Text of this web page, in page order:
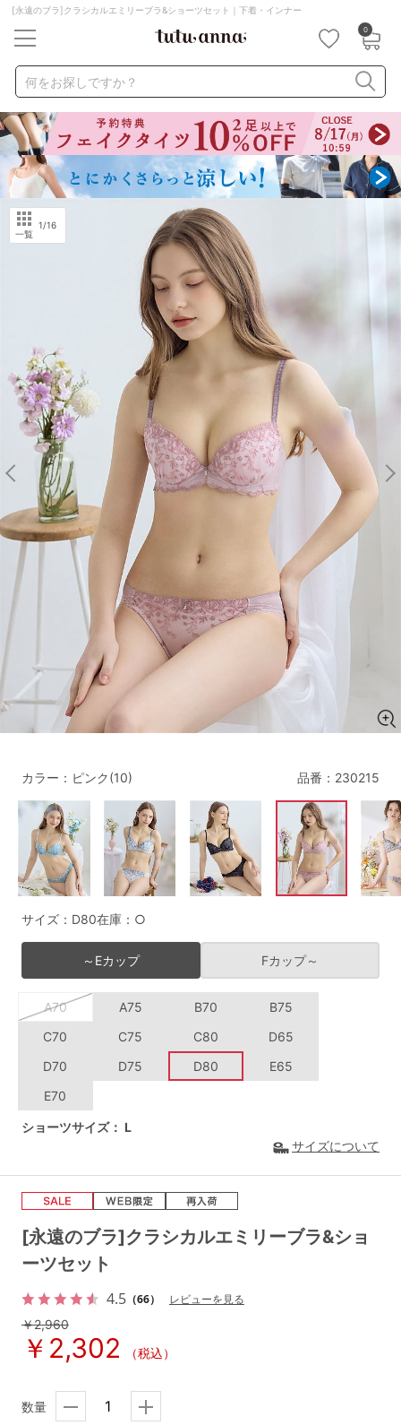
[永遠のブラ]クラシカルエミリーブラ&ショーツセット｜下着・インナー
0
何をお探しですか？
ナイトブラ ノンワイヤー 特盛ブラ
チューブトップ
折り畳み
パジャマ ストッキング
キャミソール
ルームウェア
アームカバー
下着
ルームウェア ライフスタイル
メンズ キッズ
マタニティ ギフトラッピング
SALE
サイズからブラを探す
A65
B70 B75 B80
C65 C70
D65 D70 D85
E65 E70 E75 E80 E85
F65 F70
G65 G70 G75
H70 H75
SS M
L LL
S-CD
M-AB M-EF
L-AB L-EF
すべてのサイズを表示する
～999円 1,000～1,999円
2,000～2,999円 3,000～3,999円
4,000円～
セールアイテムから探す
セールアイテム
その他から探す
お気に入り
ランキング
高評価レビューアイテム
WEB限定アイテム
特集ページ
一覧
1/16
品番： 230215
[永遠のブラ]クラシカルエミリーブラ&ショ
ーツセット
4.5（66）
レビューを見る
￥2,960
￥2,302 （税込）
カラー：ピンク(10)
サイズ：D80在庫：○
～Eカップ Fカップ～
A70 A75 B70
B75
C70
C75 C80
D65
D70
D75 D80
E65
E70
ショーツサイズ： L
サイズについて
数量